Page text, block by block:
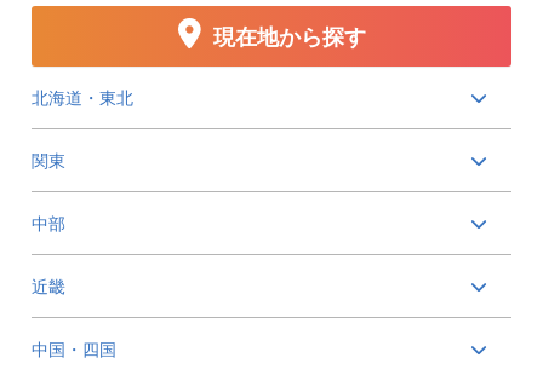
北海道・東北
関東
中部
近畿
中国・四国
現在地から探す